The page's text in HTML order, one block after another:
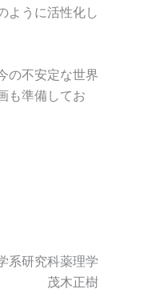
ように活性化し
の不安定な世界
も準備してお
研究科薬理学
茂木正樹